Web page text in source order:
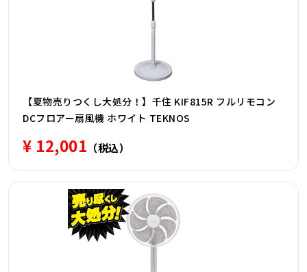
【夏物売りつくし大処分！】千住 KIF815R フルリモコン
DCフロアー扇風機 ホワイト TEKNOS
¥ 12,001 （税込）